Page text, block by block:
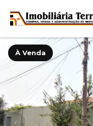
À Venda
‹